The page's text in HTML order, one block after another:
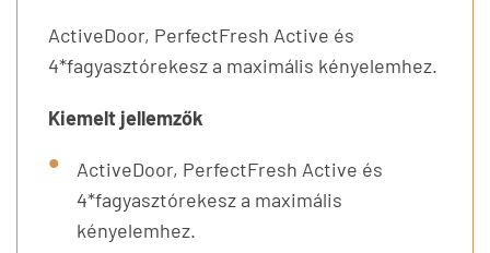
ActiveDoor, PerfectFresh Active és
4*fagyasztórekesz a maximális kényelemhez.
Kiemelt jellemzők
ActiveDoor, PerfectFresh Active és
4*fagyasztórekesz a maximális
kényelemhez.